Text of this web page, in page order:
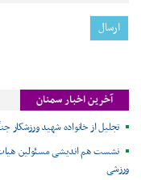
آخرین اخبار سمنان
تجلیل از خانواده شهید
نشست هم اندیشی مسئولین هیات
ورزشی